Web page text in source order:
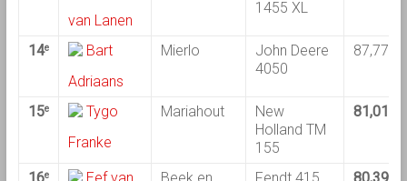
van Lanen
1455 XL
14e
Bart
Adriaans
Mierlo
John Deere
4050
87,77
15e
Tygo
Franke
Mariahout
New
Holland TM
155
81,01
e